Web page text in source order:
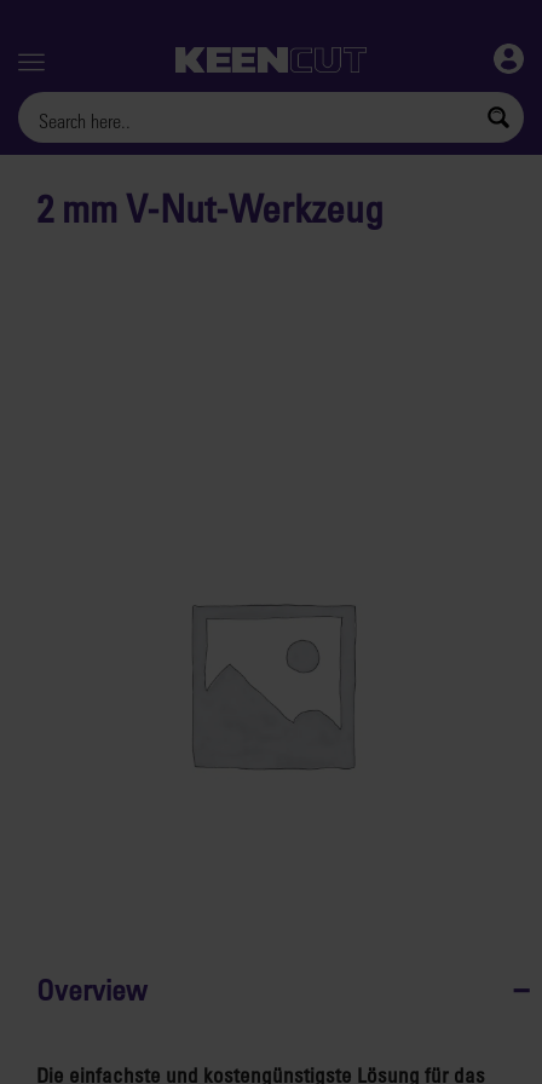
Menu
2 mm V-Nut-Werkzeug
Overview
Die einfachste und kostengünstigste Lösung für das